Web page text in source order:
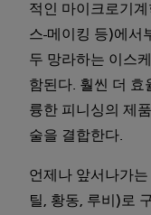
적인 마이크로기
스-메이킹 등)에서
두 망라하는 이스
함된다. 훨씬 더 효
륭한 피니싱의 제
술을 결합한다.
언제나 앞서나가
틸, 황동, 루비)로